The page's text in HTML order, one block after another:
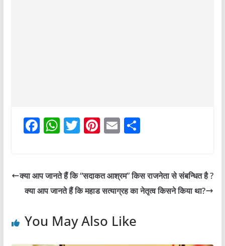
F
e
b
o
W
s
A
p
T
er
Pi
e
st
E
l
S
e
क्या आप जानते हैं कि “सदाकत आश्रम” किस राजनेता से संबन्धित है ?
क्या आप जानते हैं कि महाड सत्याग्रह का नेतृत्व किसने किया था?
You May Also Like